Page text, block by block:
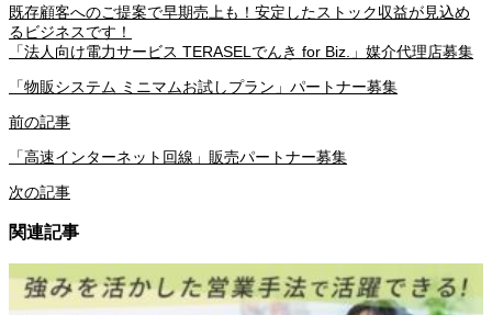
既存顧客へのご提案で早期売上も！安定したストック収益が見込め
るビジネスです！
「法人向け電力サービス TERASELでんき for Biz.」媒介代理店募集
「物販システム ミニマムお試しプラン」パートナー募集
前の記事
「高速インターネット回線」販売パートナー募集
次の記事
関連記事